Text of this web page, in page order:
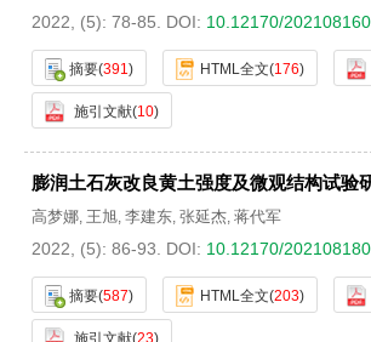
2022, (5): 78-85. DOI: 10.12170/
摘要(391) HTML全文(176)
施引文献(10)
膨润土石灰改良黄土强度及微观结构试验
高梦娜, 王旭, 李建东, 张延杰, 蒋代军
2022, (5): 86-93. DOI: 10.12170/
摘要(587) HTML全文(203)
施引文献(23)